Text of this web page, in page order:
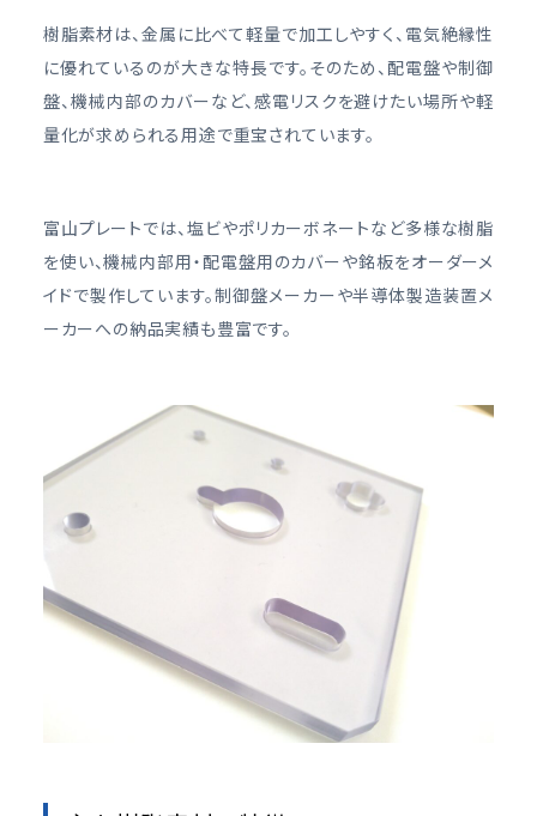
樹脂素材は、金属に比べて軽量で加工しやすく、電気絶縁性
に優れているのが大きな特長です。そのため、配電盤や制御
盤、機械内部のカバーなど、感電リスクを避けたい場所や軽
量化が求められる用途で重宝されています。
富山プレートでは、塩ビやポリカーボネートなど多様な樹脂
を使い、機械内部用・配電盤用のカバーや銘板をオーダーメ
イドで製作しています。制御盤メーカーや半導体製造装置メ
ーカーへの納品実績も豊富です。